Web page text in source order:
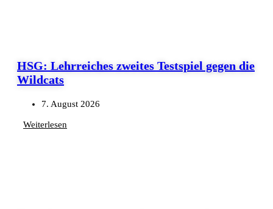
HSG: Lehrreiches zweites Testspiel gegen die
Wildcats
7. August 2026
Weiterlesen